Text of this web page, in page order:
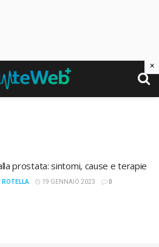
prostata: sintomi, cause e terapie
ROTELLA 19 GENNAIO 2023 0
×